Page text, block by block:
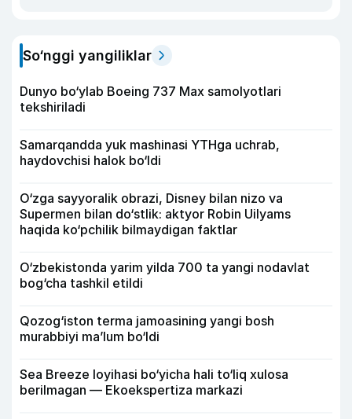
So‘nggi yangiliklar
Dunyo bo‘ylab Boeing 737 Max samolyotlari
tekshiriladi
Samarqandda yuk mashinasi YTHga uchrab,
haydovchisi halok bo‘ldi
O‘zga sayyoralik obrazi, Disney bilan nizo va
Supermen bilan do‘stlik: aktyor Robin Uilyams
haqida ko‘pchilik bilmaydigan faktlar
O‘zbekistonda yarim yilda 700 ta yangi nodavlat
bog‘cha tashkil etildi
Qozog‘iston terma jamoasining yangi bosh
murabbiyi ma’lum bo‘ldi
Sea Breeze loyihasi bo‘yicha hali to‘liq xulosa
berilmagan — Ekoekspertiza markazi